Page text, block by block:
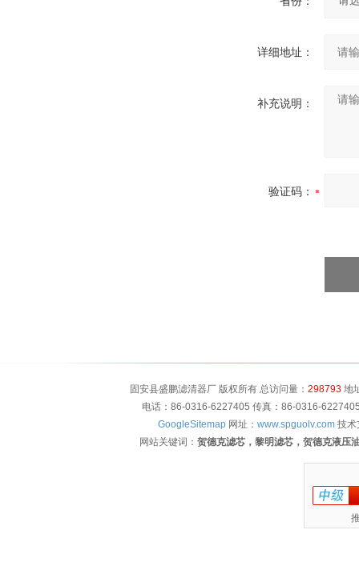
详细地址：
补充说明：
验证码：
固安县盛鹏滤清器厂 版权所有 总访问量： 298793地
电话：86-0316-6227405 传真：86-0316-
GoogleSitemap 网址： www.spguolv.com 技术
网站关键词： 贺德克滤芯，黎明滤芯，贺德克液压